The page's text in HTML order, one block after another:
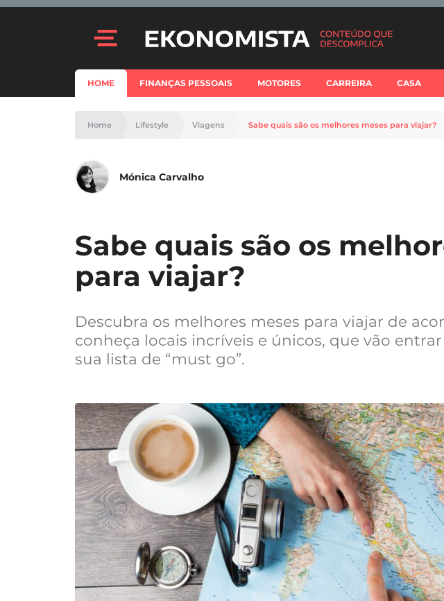
HOME FINANÇAS PESSOAIS MOTORES CARREIRA CASA
Home Lifestyle Viagens Sabe quais são os melhores meses para viajar?
Mónica Carvalho
Sabe quais são os
para viajar?
Descubra os melhores meses para viajar de
conheça locais incríveis e únicos, que vão
sua lista de “must go”.